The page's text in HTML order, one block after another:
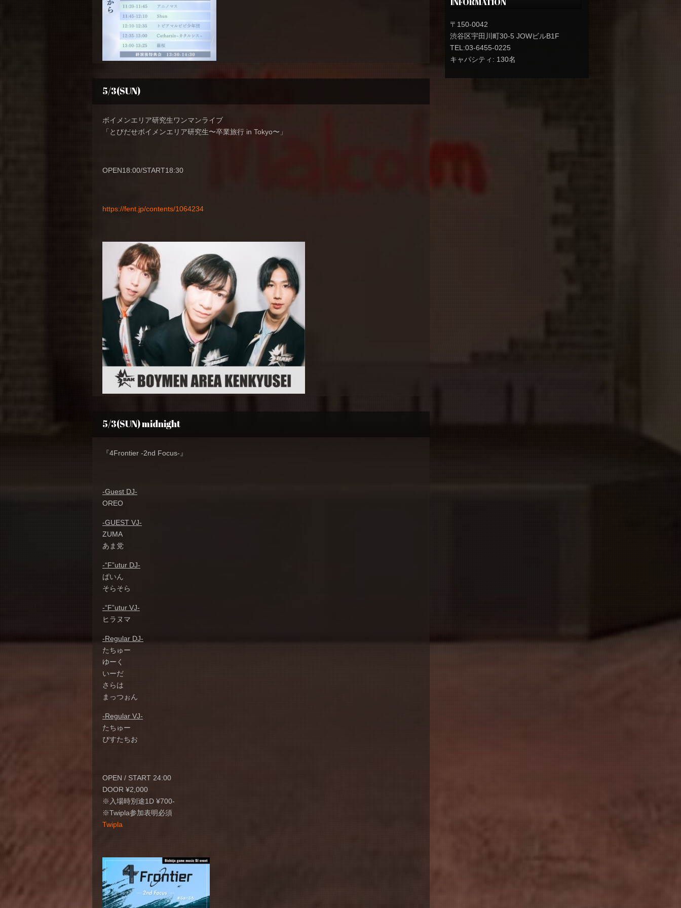
5/3(SUN)
ボイメンエリア研究生ワンマンライブ
「とびだせボイメンエリア研究生〜卒業旅行 in Tokyo〜」
OPEN18:00/START18:30
https://fent.jp/contents/1064234
5/3(SUN) midnight
『4Frontier -2nd Focus-』
-Guest DJ-
OREO
-GUEST VJ-
ZUMA
あま党
-“F”utur DJ-
ぱいん
そらそら
-“F”utur VJ-
ヒラヌマ
-Regular DJ-
たちゅー
ゆーく
いーだ
さらは
まっつぉん
-Regular VJ-
たちゅー
ぴすたちお
OPEN / START 24:00
DOOR ¥2,000
※入場時別途1D ¥700-
※Twipla参加表明必須
Twipla
〒150-0042
渋谷区宇田川町30-5 JOWビルB1F
TEL:03-6455-0225
キャパシティ: 130名